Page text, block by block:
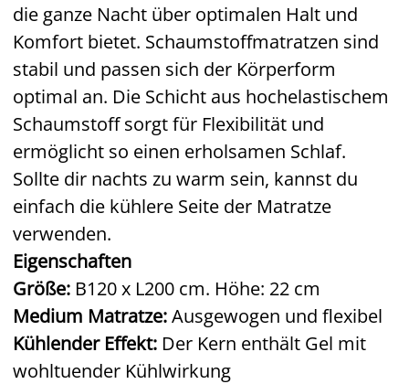
die ganze Nacht über optimalen Halt und
Komfort bietet. Schaumstoffmatratzen sind
stabil und passen sich der Körperform
optimal an. Die Schicht aus hochelastischem
Schaumstoff sorgt für Flexibilität und
ermöglicht so einen erholsamen Schlaf.
Sollte dir nachts zu warm sein, kannst du
einfach die kühlere Seite der Matratze
verwenden.
Eigenschaften
Größe: B120 x L200 cm. Höhe: 22 cm
Medium Matratze:Ausgewogen und flexibel
Kühlender Effekt: Der Kern enthält Gel mit
wohltuender Kühlwirkung